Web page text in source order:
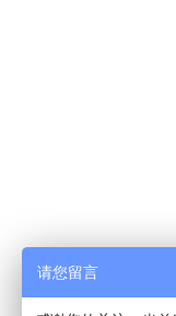
请您留言